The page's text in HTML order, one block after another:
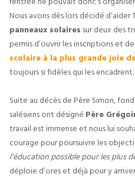
panneaux solaires sur deux des
permis d’ouvrir les inscriptions et de
scolaire à la plus grande joie
toujours si fidèles qui les encadrent.
Suite au décès de Père Simon,
salésiens ont désigné Père
travail est immense et nous lui
courage pour poursuivre les
l’éducation possible pour les plus
déploie d’ores et déjà pour y